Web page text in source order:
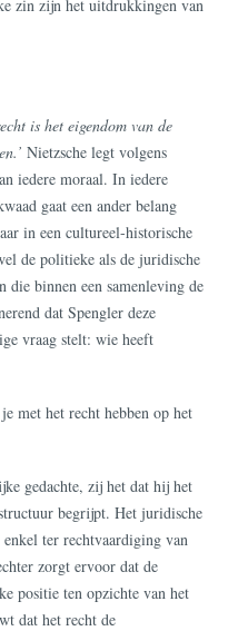
zin zijn het uitdrukkingen van
is het eigendom van de
Nietzsche legt volgens
iedere moraal. In iedere
gaat een ander belang
in een cultureel-historische
de politieke als de juridische
die binnen een samenleving de
dat Spengler deze
vraag stelt: wie heeft
met het recht hebben op het
gedachte, zij het dat hij het
begrijpt. Het juridische
ter rechtvaardiging van
zorgt ervoor dat de
positie ten opzichte van het
dat het recht de